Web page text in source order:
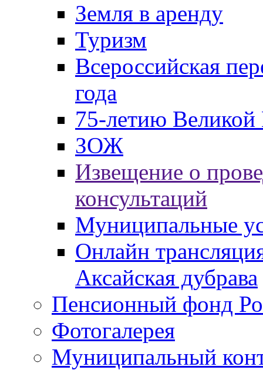
Земля в аренду
Туризм
Всероссийская
года
75-летию
ЗОЖ
Извещение о
консультаций
Муниципальные
Онлайн
Аксайская дубрава
Пенсионный фонд
Фотогалерея
Муниципальный